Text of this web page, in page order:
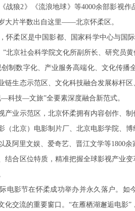
战狼2》《流浪地球》等4000余部影视
大片半数出自这里——北京怀柔区。
怀柔区是中国影都、国家科学中心与国
”北京社会科学院文化所副所长、研究员黄
制数字化、产业服务高端化、文化传播
链生态示范区、文化科技融合发展标杆
科技—文旅”全要素深度融合新范式。
产业示范区，北京怀柔拥有内容创作、
（北京）电影制片厂、北京电影学院、
及阿里文娱、爱奇艺、晋江文学等1800余
结合区位特质，精准把握全球影视产业
电影节在怀柔成功举办并永久落户。如
化交流的重要窗口。“在雁栖湖邂逅电影”